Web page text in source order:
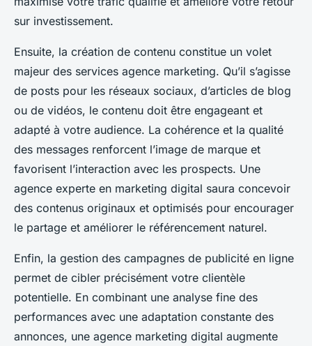
sur investissement.
Ensuite, la création de contenu constitue un volet
majeur des services agence marketing. Qu’il s’agisse
de posts pour les réseaux sociaux, d’articles de blog
ou de vidéos, le contenu doit être engageant et
adapté à votre audience. La cohérence et la qualité
des messages renforcent l’image de marque et
favorisent l’interaction avec les prospects. Une
agence experte en marketing digital saura concevoir
des contenus originaux et optimisés pour encourager
le partage et améliorer le référencement naturel.
Enfin, la gestion des campagnes de publicité en ligne
permet de cibler précisément votre clientèle
potentielle. En combinant une analyse fine des
performances avec une adaptation constante des
annonces, une agence marketing digital augmente